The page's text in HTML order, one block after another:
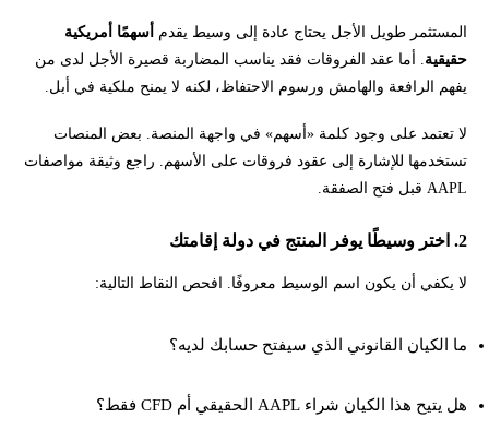
المستثمر طويل الأجل يحتاج عادة إلى وسيط يقدم أسهمًا أمريكية
حقيقية . أما عقد الفروقات فقد يناسب المضاربة قصيرة الأجل لدى من
يفهم الرافعة والهامش ورسوم الاحتفاظ، لكنه لا يمنح ملكية في أبل.
لا تعتمد على وجود كلمة «أسهم» في واجهة المنصة. بعض المنصات
تستخدمها للإشارة إلى عقود فروقات على الأسهم. راجع وثيقة مواصفات
AAPL قبل فتح الصفقة.
2. اختر وسيطًا يوفر المنتج في دولة إقامتك
لا يكفي أن يكون اسم الوسيط معروفًا. افحص النقاط التالية:
ما الكيان القانوني الذي سيفتح حسابك لديه؟
هل يتيح هذا الكيان شراء AAPL الحقيقي أم CFD فقط؟